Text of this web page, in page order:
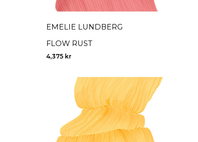
EMELIE LUNDBERG
FLOW RUST
4,375 kr